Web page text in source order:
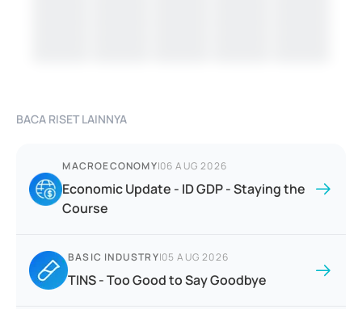
BACA RISET LAINNYA
MACROECONOMY|06 AUG 2026
Economic Update - ID GDP - Staying the
Course
BASIC INDUSTRY|05 AUG 2026
TINS - Too Good to Say Goodbye